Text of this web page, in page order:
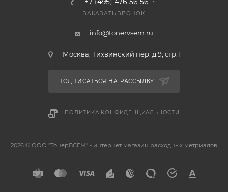
ЗАКАЗАТЬ ЗВОНОК
info@tonervsem.ru
Москва, Тихвинский пер. д.9, стр.1
ПОДПИСАТЬСЯ НА РАССЫЛКУ
ПОЛИТИКА КОНФИДЕНЦИАЛЬНОСТИ
2026 © ООО "ТонерВСЕМ" - интернет магазин расходных метриалов